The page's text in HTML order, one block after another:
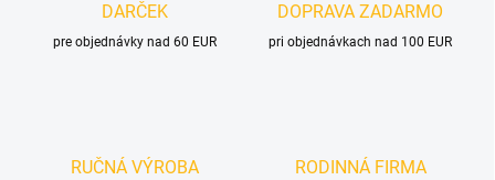
DARČEK
pre objednávky nad 60 EUR
DOPRAVA ZADARMO
pri objednávkach nad 100 EUR
RUČNÁ VÝROBA RODINNÁ FIRMA